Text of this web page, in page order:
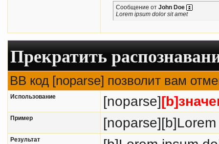
Сообщение от John Doe
Lorem ipsum dolor sit amet
Прекратить
BB код [noparse] позволит вам
Использование [noparse]
Пример
Результат